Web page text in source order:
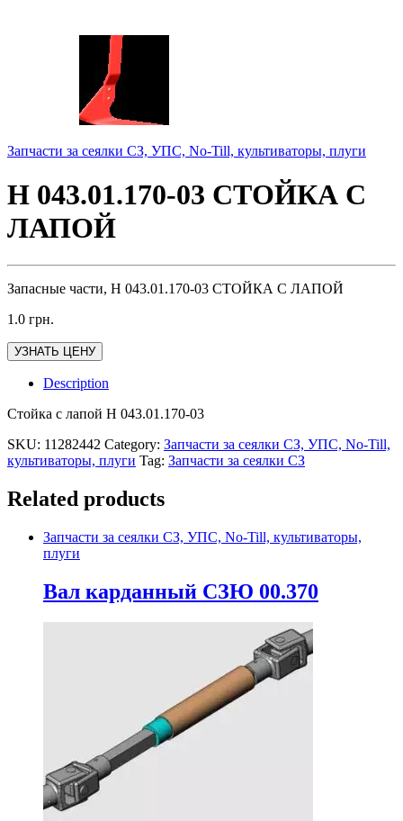
Запчасти за сеялки СЗ, УПС, No-Till, культиваторы, плуги
Н 043.01.170-03 СТОЙКА С
ЛАПОЙ
Запасные части, Н 043.01.170-03 СТОЙКА С ЛАПОЙ
1.0 грн.
УЗНАТЬ ЦЕНУ
Description
Стойка с лапой Н 043.01.170-03
SKU: 11282442 Category: Запчасти за сеялки СЗ, УПС, No-Till,
культиваторы, плуги Tag: Запчасти за сеялки СЗ
Related products
Запчасти за сеялки СЗ, УПС, No-Till, культиваторы,
плуги
Вал карданный СЗЮ 00.370